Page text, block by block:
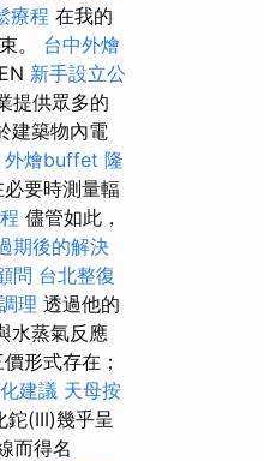
療程 在我的
。 台中外燴
新手設立公
提供眾多的
建築物內電
外燴buffet 隆
要時測量輻
儘管如此，
期後的解決
問 台北整復
理 透過他的
水蒸氣反應
形式存在；
建議 天母按
鉈(III)幾乎呈
而得名